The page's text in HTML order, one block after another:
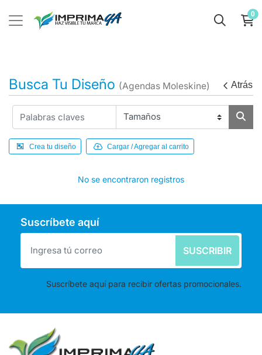
0
Busca Tu Diseño (Agendas Moleskine) Atrás
Crea tu diseño Cargar / Agregar al carrito
No se encontraron registros
Suscríbete aquí
SUSCRIBIR
Suscríbete aquí para recibir ofertas promocionales.